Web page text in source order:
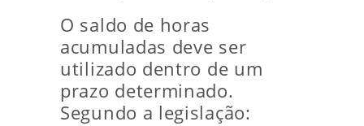
O saldo de horas
acumuladas deve ser
utilizado dentro de um
prazo determinado.
Segundo a legislação: